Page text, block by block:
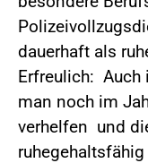
dauerhaft als
Erfreulich: Auch
man noch im
verhelfen und